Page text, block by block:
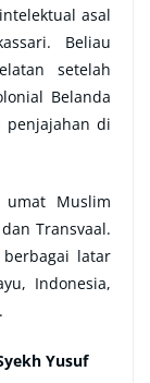
asal
Beliau
setelah
Belanda
penjajahan di
Muslim
Transvaal.
latar
Indonesia,
Yusuf